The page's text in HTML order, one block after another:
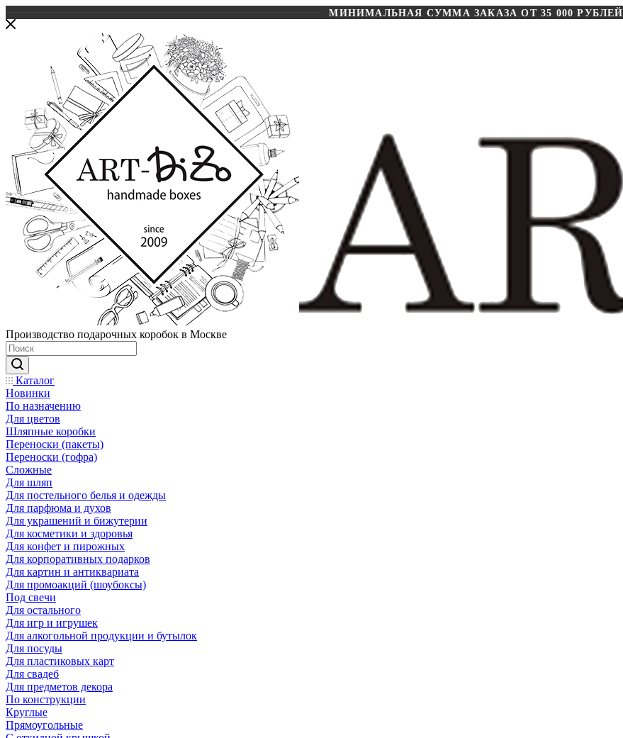
МИНИМАЛЬНАЯ СУММА ЗАКАЗА ОТ 35 000 РУБЛЕЙ
Производство подарочных коробок в Москве
Каталог
Новинки
По назначению
Для цветов
Шляпные коробки
Переноски (пакеты)
Переноски (гофра)
Сложные
Для шляп
Для постельного белья и одежды
Для парфюма и духов
Для украшений и бижутерии
Для косметики и здоровья
Для конфет и пирожных
Для корпоративных подарков
Для картин и антиквариата
Для промоакций (шоубоксы)
Под свечи
Для остального
Для игр и игрушек
Для алкогольной продукции и бутылок
Для посуды
Для пластиковых карт
Для свадеб
Для предметов декора
По конструкции
Круглые
Прямоугольные